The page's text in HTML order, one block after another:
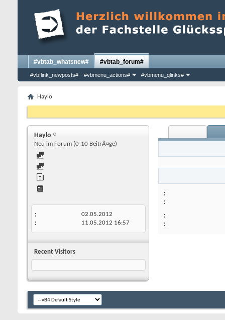
#vbtab_whatsnew# #vbtab_forum#
#vbflink_newposts# #vbmenu_actions# #vbmenu_qlinks#
Haylo
Haylo
Neu im Forum (0-10 BeitrÃ¤ge)
02.05.2012
11.05.2012 16:57
Recent Visitors